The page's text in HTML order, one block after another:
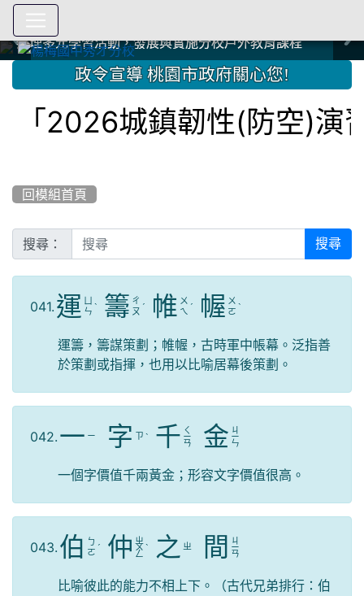
中國信託商業銀行 2023.04.22 愛傳球計畫
中國信託商業銀行 2023.04.22 愛傳球計畫
辦理多元學習活動，發展與實施分校戶外教育課程
辦理多元學習活動，發展與實施分校戶外教育課程
爭取社會資源，傳愛與溫暖：2024.3.19 桃園市家長會與桃
園女子美容商業童也工會義剪活動
爭取社會資源，傳愛與溫暖：2024.3.19 桃園市家長會與桃
園女子美容商業童也工會義剪活動
112學年度畢業學生與師長合照
112學年度畢業學生與師長合照
辦理多元學習活動，發展與實施分校戶外教育課程
辦理多元學習活動，發展與實施分校戶外教育課程
爭取社會資源，傳愛與溫暖：110.12.22 國際獅子會與本校
師生歲末感恩活動
爭取社會資源，傳愛與溫暖：110.12.22 國際獅子會與本校
師生歲末感恩活動
爭取社會資源，傳愛與溫暖：110.12.22 國際獅子會贈送本
校學生耶誕禮物
爭取社會資源，傳愛與溫暖：110.12.22 國際獅子會贈送本
校學生耶誕禮物
112.9.27參觀客家博覽會
112.9.27參觀客家博覽會
2023.12.27 國際獅子會贈送本校學生耶誕禮物
2023.12.27 國際獅子會贈送本校學生耶誕禮物
2023.12.27 國際獅子會贊助本校學生獎助學金
2023.12.27 國際獅子會贊助本校學生獎助學金
2023.12.27 聖誕感恩歌謠競賽；本校師生與國際獅子會獅
兄、師姐同樂
2023.12.27 聖誕感恩歌謠競賽；本校師生與國際獅子會獅
兄、師姐同樂
建置優質學習空間；合作互惠，建立良善公共關係
建置優質學習空間；合作互惠，建立良善公共關係
::: 政令宣導 桃園市政府關心您!
城鎮韌性(防空)演習
回模組首頁
搜尋： 搜尋
041. 運 ㄣ ˋ 籌 ㄔ
ㄡ ˊ 帷 ㄨ
ㄟ ˊ 幄 ㄨ
ㄛ ˋ
運籌，籌謀策劃；帷幄，古時軍中帳幕。泛指善
於策劃或指揮，也用以比喻居幕後策劃。
042. 一 ㄧ 字 ㄗ ˋ 千 ㄑ
ㄧ
ㄢ 金 ㄐ
ㄧ
ㄣ
一個字價值千兩黃金；形容文字價值很高。
043. 伯 ㄅ
ㄛ ˊ 仲 ㄓ
ㄨ
ㄥ
ˋ 之 ㄓ 間 ㄐ
ㄧ
ㄢ
比喻彼此的能力不相上下。（古代兄弟排行：伯